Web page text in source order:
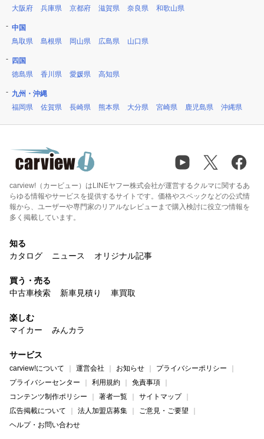
大阪府
兵庫県 京都府 滋賀県 奈良県 和歌山県
中国
鳥取県
島根県 岡山県 広島県 山口県
四国
徳島県
香川県 愛媛県 高知県
九州・沖縄
福岡県
佐賀県 長崎県 熊本県 大分県 宮崎県 鹿児島県 沖縄県
carview!（カービュー）はLINEヤフー株式会社が運営するクルマに関するあ
らゆる情報やサービスを提供するサイトです。価格やスペックなどの公式情
報から、ユーザーや専門家のリアルなレビューまで購入検討に役立つ情報を
多く掲載しています。
知る
カタログ
ニュース オリジナル記事
買う・売る
中古車検索
新車見積り 車買取
楽しむ
マイカー
みんカラ
サービス
carview!について 運営会社 お知らせ
プライバシーポリシー
プライバシーセンター
利用規約
免責事項
コンテンツ制作ポリシー
著者一覧
サイトマップ
広告掲載について
法人加盟店募集
ご意見・ご要望
ヘルプ・お問い合わせ